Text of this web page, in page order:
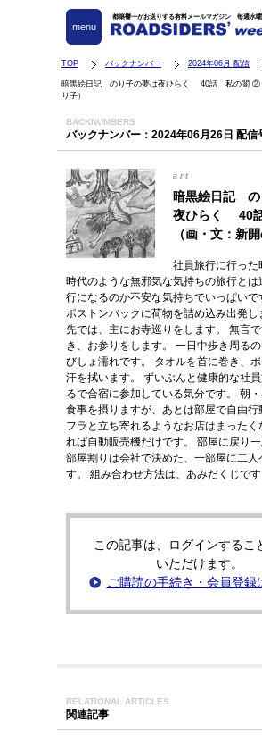
都築響一がお送りする有料メールマガジン 毎週水曜
menu
TOP バックナンバー 2024年06月 配信
暗黒絵日記 のり子の夢は夜ひらく 40話 私の闇 ②
り子）
BACKNUMBERS
バックナンバー：2024年06月26日 配信
art
暗黒絵日記 の
夜ひらく 40
（画・文：新開
社員旅行に行った
時代のような無邪気な気持ちの旅行とは
行になるのか不安な気持ちでいっぱいで
ポストンバックに荷物を詰め込み出発し
先では、主にお寺巡りをします。 無言
き、お参りをします。 一日中歩き周る
びしょ濡れです。 タオルを首に巻き、
汗を拭います。 ずいぶんと健康的な社
るで合宿に参加している気分です。 朝
食事を摂りますが、あとは部屋で自由行
フラと立ち寄れるようなお店はまった
れば自動販売機だけです。 部屋に戻り一
部屋割りは会社で決めた、一部屋に二人
す。 組み合わせ方法は、あみだくじです
この記事は、ログインするこ
いただけます。
ご購読の手続き・会員登録
RELATIONAL ARTICLES
関連記事